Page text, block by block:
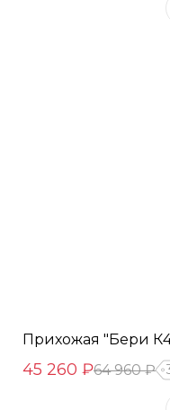
Прихожая "Бери
45 260 ₽64 960 ₽